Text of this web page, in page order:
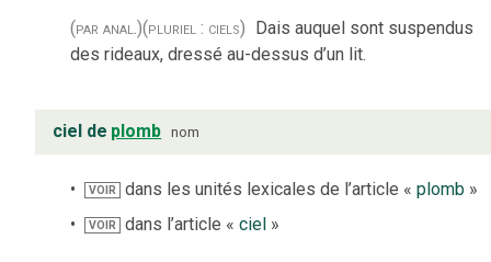
(par anal.)(pluriel : ciels) Dais auquel sont suspendus
des rideaux, dressé au-dessus d’un lit.
ciel de plomb nom
VOIR dans les unités lexicales de l’article «plomb »
VOIR dans l’article «ciel »